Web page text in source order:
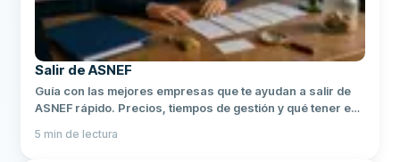
Salir de ASNEF
Guía con las mejores empresas que te ayudan a salir de
ASNEF rápido. Precios, tiempos de gestión y qué tener en
5 min de lectura